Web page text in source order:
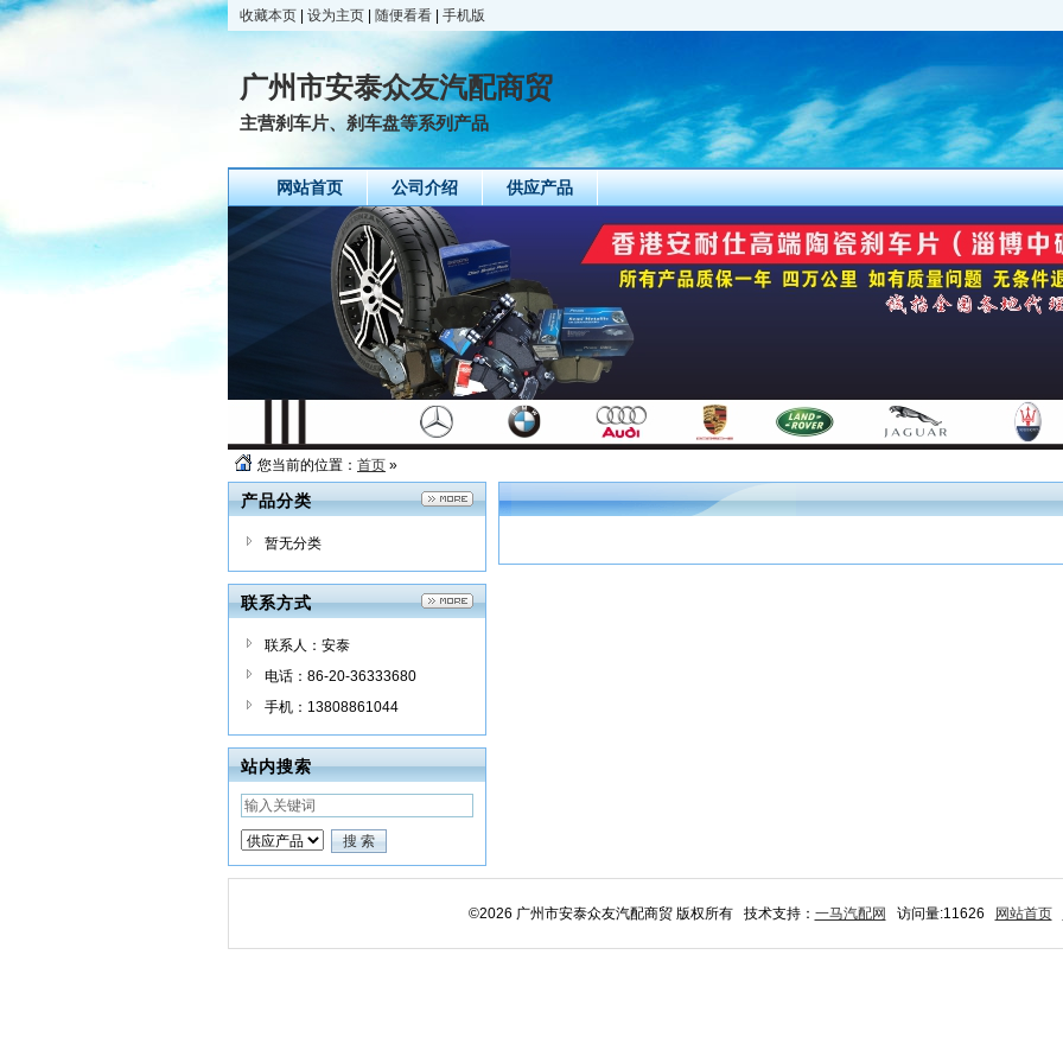
收藏本页 设为主页 随便看看 手机版
广州市安泰众友汽配商贸
主营刹车片、刹车盘等系列产品
网站首页 公司介绍 供应产品
您当前的位置： 首页 »
产品分类
暂无分类
联系方式
联系人：安泰
电话：86-20-36333680
手机：13808861044
站内搜索
©2026 广州市安泰众友汽配商贸 版权所有 技术支持： 一马汽配网 访问量:11626 网站首页